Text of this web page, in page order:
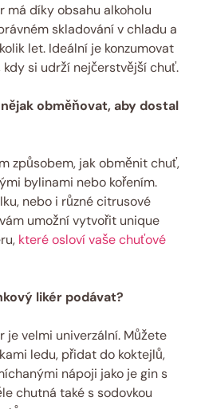
má díky obsahu alkoholu
skladování v chladu a
let. Ideální je konzumovat
si udrží nejčerstvější chuť.
obměňovat, aby dostal
způsobem, jak obměnit chuť,
bylinami nebo kořením.
nebo i různé citrusové
umožní vytvořit unique
které osloví vaše chuťové
likér podávat?
je velmi univerzální. Můžete
ledu, přidat do koktejlů,
nápoji jako je gin s
chutná také s sodovkou